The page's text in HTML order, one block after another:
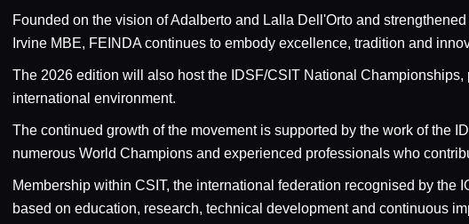
Founded on the vision of Adalberto and Lalla Dell'Orto and
Irvine MBE, FEINDA continues to embody excellence, tradition and
The 2026 edition will also host the IDSF/CSIT National
international environment.
The continued growth of the movement is supported by the work of the
numerous World Champions and experienced professionals who
Membership within CSIT, the international federation recognised by the
based on education, research, technical development and continuous